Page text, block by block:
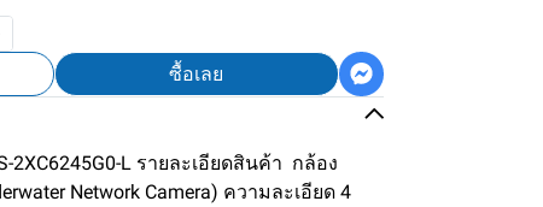
ซื้อเลย
2XC6245G0-L รายละเอียดสินค้า กล้อง
Network Camera) ความละเอียด 4